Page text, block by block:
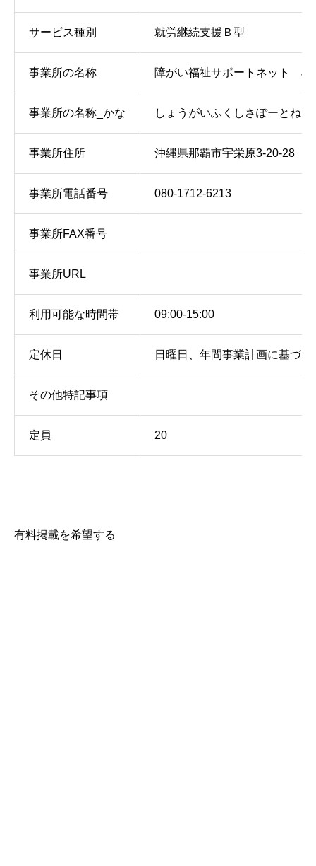
サービス種別 就労継続支援Ｂ型
事業所の名称 障がい福祉サポートネット
事業所の名称_かな しょうがいふくしさぽーとね
事業所住所 沖縄県那覇市宇栄原3-20-28
事業所電話番号 080-1712-6213
事業所FAX番号
事業所URL
利用可能な時間帯 09:00-15:00
定休日 日曜日、年間事業計画に基づく
その他特記事項
定員 20
有料掲載を希望する